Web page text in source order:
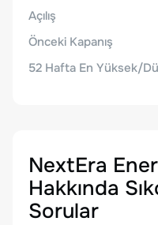
Açılış
Önceki Kapanış
52 Hafta En Yüksek/
NextEra
Hakkında
Sorular